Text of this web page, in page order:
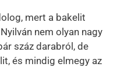
mert a bakelit
nem olyan nagy
száz darabról, de
és mindig elmegy az